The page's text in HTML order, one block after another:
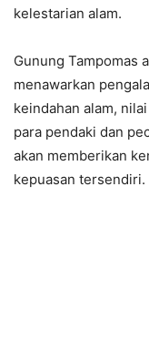
kelestarian alam.
Gunung Tampomas
menawarkan
keindahan alam,
para pendaki dan
akan memberikan
kepuasan tersendiri.